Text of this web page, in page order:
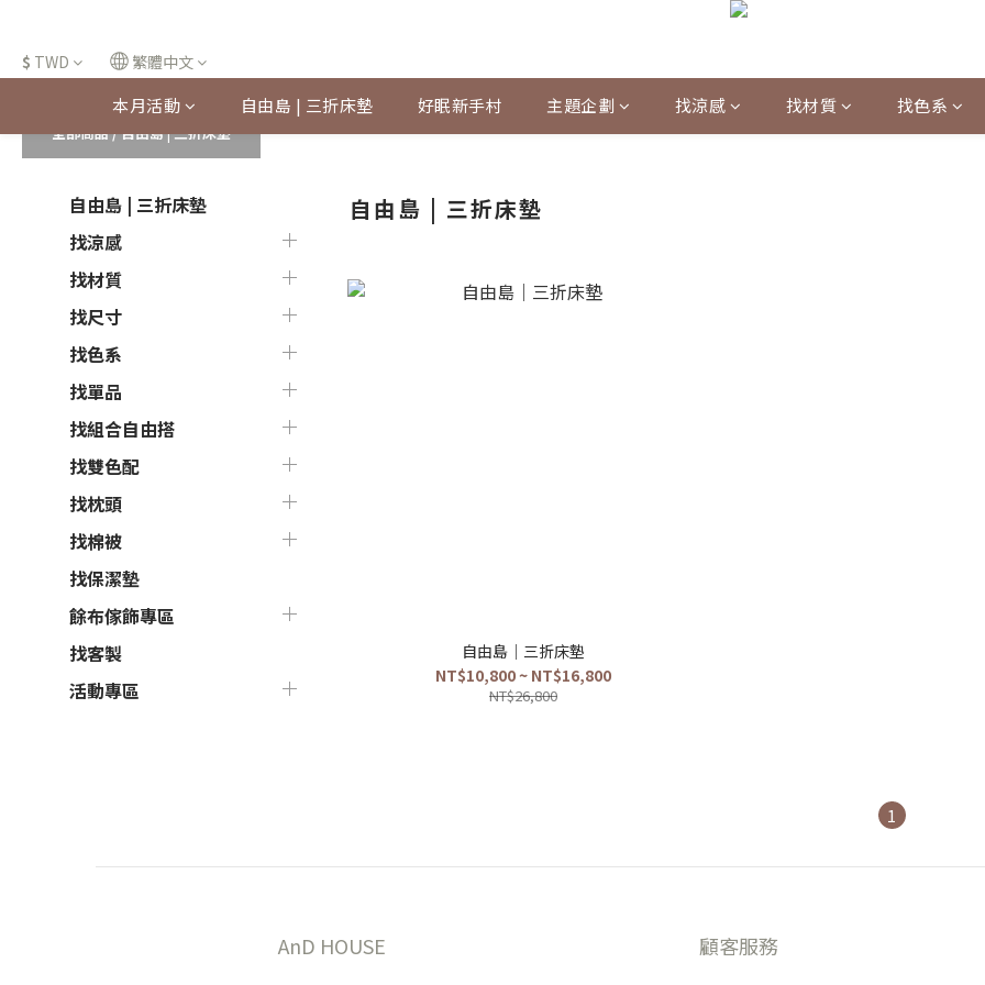
$ TWD 繁體中文
本月活動 自由島 | 三折床墊 好眠新手村 主題企劃 找涼感 找材質 找色系
全部商品/自由島 | 三折床墊
自由島 | 三折床墊
找涼感
找材質
找尺寸
找色系
找單品
找組合自由搭
找雙色配
找枕頭
找棉被
找保潔墊
餘布傢飾專區
找客製
活動專區
自由島 | 三折床墊
自由島｜三折床墊
NT$10,800 ~ NT$16,800
NT$26,800
1
AnD HOUSE 顧客服務